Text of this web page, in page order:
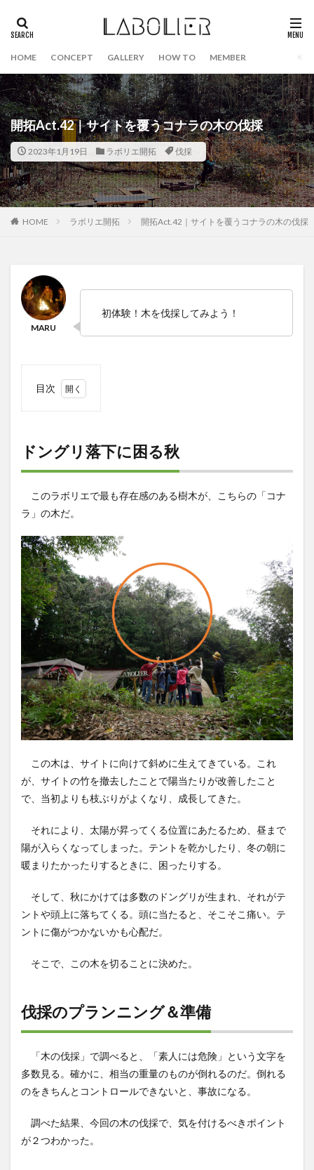
HOME CONCEPT GALLERY HOW TO MEMBER
開拓Act.42｜サイトを覆うコナラの木の伐採
2023年1月19日 ラボリエ開拓 伐採
HOME ラボリエ開拓 開拓Act.42｜サイトを覆うコナラの木の伐採
初体験！木を伐採してみよう！
目次
落下
に困
る秋
2
のプ
ニン
グ＆
準備
2.1
準備
① 倒
す方
向の
コン
トロ
ール
2.2
準備
② 縦
の防
止
いよ
伐
採！
4
こと
より
後始
末が
5
ビー
ドングリ落下に困る秋
このラボリエで最も存在感のある樹木が、こちらの「コナ
ラ」の木だ。
この木は、サイトに向けて斜めに生えてきている。これ
が、サイトの竹を撤去したことで陽当たりが改善したこと
で、当初よりも枝ぶりがよくなり、成長してきた。
それにより、太陽が昇ってくる位置にあたるため、昼まで
陽が入らくなってしまった。テントを乾かしたり、冬の朝に
暖まりたかったりするときに、困ったりする。
そして、秋にかけては多数のドングリが生まれ、それがテ
ントや頭上に落ちてくる。頭に当たると、そこそこ痛い。テ
ントに傷がつかないかも心配だ。
そこで、この木を切ることに決めた。
伐採のプランニング＆準備
「木の伐採」で調べると、「素人には危険」という文字を
多数見る。確かに、相当の重量のものが倒れるのだ。倒れる
のをきちんとコントロールできないと、事故になる。
調べた結果、今回の木の伐採で、気を付けるべきポイント
が２つわかった。